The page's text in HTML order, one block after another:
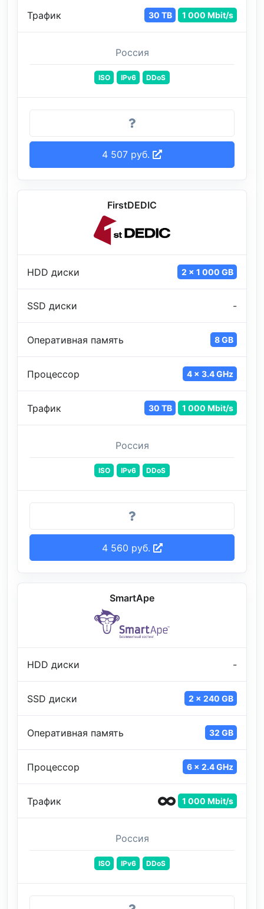
Трафик 30 TB 1 000 Mbit/s
Россия
ISO IPv6 DDoS
4 507 руб.
FirstDEDIC
HDD диски 2 x 1 000 GB
SSD диски -
Оперативная память 8 GB
Процессор 4 x 3.4 GHz
Трафик 30 TB 1 000 Mbit/s
Россия
ISO IPv6 DDoS
4 560 руб.
SmartApe
HDD диски -
SSD диски 2 x 240 GB
Оперативная память 32 GB
Процессор 6 x 2.4 GHz
Трафик 1 000 Mbit/s
Россия
ISO IPv6 DDoS